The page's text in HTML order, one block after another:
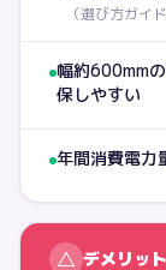
（選び方ガイ
幅約600mm
保しやすい
年間消費電
△ デメリット